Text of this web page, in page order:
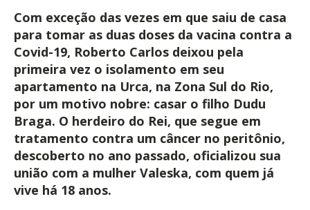
Com exceção das vezes em que saiu de casa
para tomar as duas doses da vacina contra a
Covid-19, Roberto Carlos deixou pela
primeira vez o isolamento em seu
apartamento na Urca, na Zona Sul do Rio,
por um motivo nobre: casar o filho Dudu
Braga. O herdeiro do Rei, que segue em
tratamento contra um câncer no peritônio,
descoberto no ano passado, oficializou sua
união com a mulher Valeska, com quem já
vive há 18 anos.